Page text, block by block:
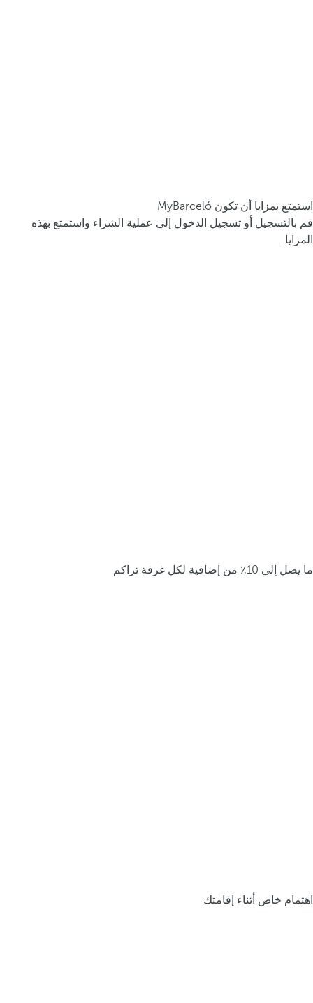
استمتع بمزايا أن تكون MyBarceló
قم بالتسجيل أو تسجيل الدخول إلى عملية الشراء واستمتع بهذه
المزايا.
ما يصل إلى 10٪ من إضافية لكل غرفة تراكم
اهتمام خاص أثناء إقامتك